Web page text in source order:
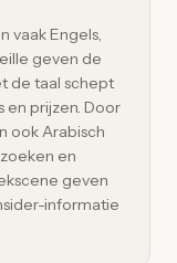
vaak Engels,
geven de
de taal schept
prijzen. Door
ook Arabisch
en
geven
informatie